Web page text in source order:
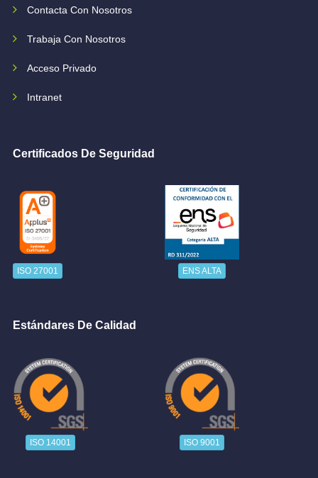
Contacta Con Nosotros
Trabaja Con Nosotros
Acceso Privado
Intranet
Certificados De Seguridad
ISO 27001 ENS ALTA
Estándares De Calidad
ISO 14001 ISO 9001